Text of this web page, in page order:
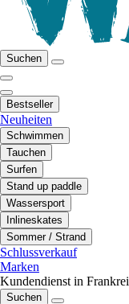
Suchen
Bestseller
Neuheiten
Schwimmen
Tauchen
Surfen
Stand up paddle
Wassersport
Inlineskates
Sommer / Strand
Schlussverkauf
Marken
Kundendienst in
Suchen